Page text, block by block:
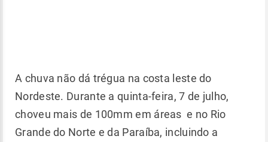
A chuva não dá trégua na costa leste do
Nordeste. Durante a quinta-feira, 7 de julho,
choveu mais de 100mm em áreas e no Rio
Grande do Norte e da Paraíba, incluindo a